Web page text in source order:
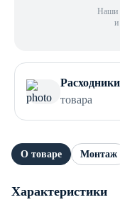
Наши
и
товара
О товаре Монтаж
Характеристики